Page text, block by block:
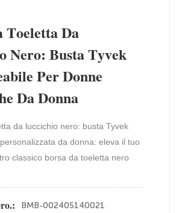
Toeletta Da
Nero: Busta Tyvek
Per Donne
Da Donna
da luccichio nero: busta Tyvek
da donna: eleva il tuo
classico borsa da toeletta nero
BMB-002405140021